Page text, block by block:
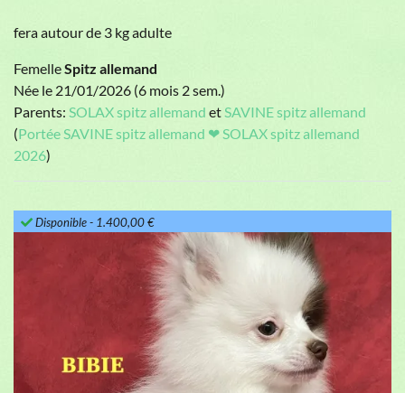
Disponible- 1.400,00 €
fera autour de 3 kg adulte
FemelleSpitz allemand
Née le 21/01/2026 (6 mois 2 sem.)
Parents: SOLAX spitz allemand etSAVINE spitz allemand
(Portée SAVINE spitz allemand ❤ SOLAX spitz allemand
2026)